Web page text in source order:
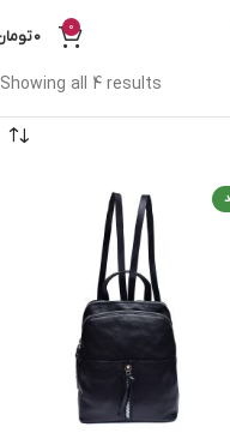
0
0
Showing all 4 results